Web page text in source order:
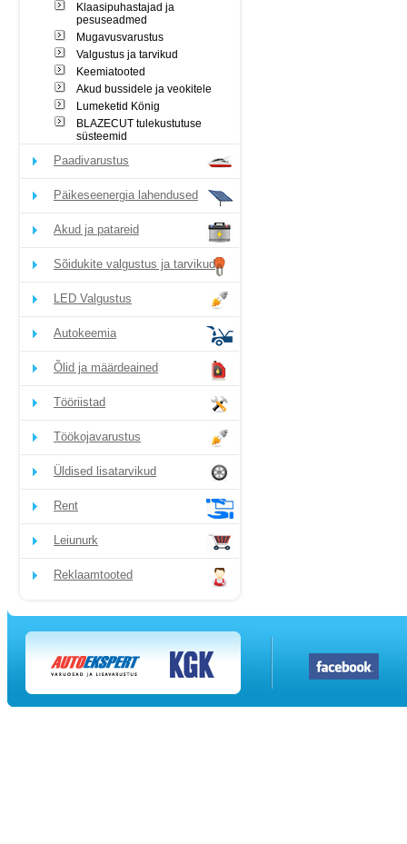
Klaasipuhastajad ja
pesuseadmed
Mugavusvarustus
Valgustus ja tarvikud
Keemiatooted
Akud bussidele ja veokitele
Lumeketid König
BLAZECUT tulekustutuse
süsteemid
Paadivarustus
Päikeseenergia lahendused
Akud ja patareid
Sõidukite valgustus ja tarvikud
LED Valgustus
Autokeemia
Õlid ja määrdeained
Tööriistad
Töökojavarustus
Üldised lisatarvikud
Rent
Leiunurk
Reklaamtooted